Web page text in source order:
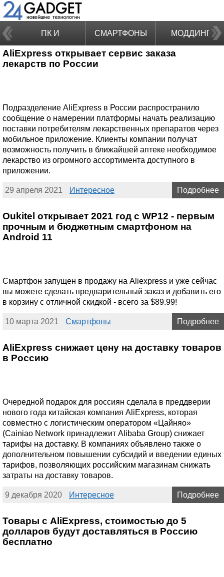
ПК И
НОУТБУКИ
СМАРТФОНЫ МОДДИНГ
AliExpress открывает сервис заказа
лекарств по России
Подразделение AliExpress в России распространило
сообщение о намерении платформы начать реализацию
поставки потребителям лекарственных препаратов через
мобильное приложение. Клиенты компании получат
возможность получить в ближайшей аптеке необходимое
лекарство из огромного ассортимента доступного в
приложении.
29 апреля 2021 Интересное Подробнее
Oukitel открывает 2021 год с WP12 - первым
прочным и бюджетным смартфоном на
Android 11
Смартфон запущен в продажу на Aliexpress и уже сейчас
вы можете сделать предварительный заказ и добавить его
в корзину с отличной скидкой - всего за $89.99!
10 марта 2021 Смартфоны Подробнее
AliExpress снижает цену на доставку товаров
в Россию
Очередной подарок для россиян сделала в преддверии
нового года китайская компания AliExpress, которая
совместно с логистическим оператором «Цайняо»
(Cainiao Network принадлежит Alibaba Group) снижает
тарифы на доставку. В компаниях объявлено также о
дополнительном повышении субсидий и введении единых
тарифов, позволяющих российским магазинам снижать
затраты на доставку товаров.
9 декабря 2020 Интересное Подробнее
Товары с AliExpress, стоимостью до 5
долларов будут доставляться в Россию
бесплатно